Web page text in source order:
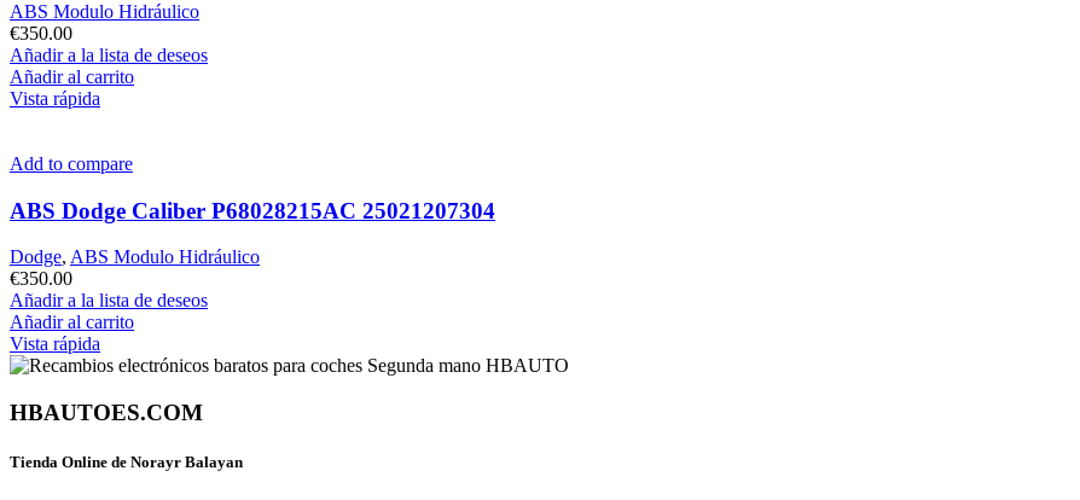
ABS Modulo Hidráulico
€350.00
Añadir a la lista de deseos
Añadir al carrito
Vista rápida
Add to compare
ABS Dodge Caliber P68028215AC 25021207304
Dodge, ABS Modulo Hidráulico
€350.00
Añadir a la lista de deseos
Añadir al carrito
Vista rápida
HBAUTOES.COM
Tienda Online de Norayr Balayan